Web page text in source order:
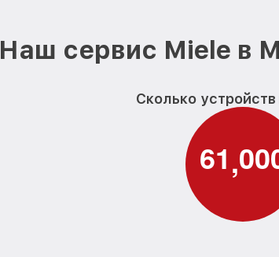
Наш сервис Miele в
Сколько
61,00